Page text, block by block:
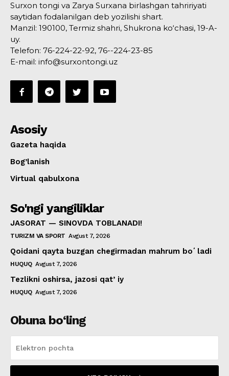
Surxon tongi va Zarya Surxana birlashgan tahririyati
saytidan fodalanilgan deb yozilishi shart.
Manzil: 190100, Termiz shahri, Shukrona ko‘chasi, 19-A-
uy.
Telefon: 76-224-22-92, 76--224-23-85
E-mail: info@surxontongi.uz
Asosiy
Gazeta haqida
Bog’lanish
Virtual qabulxona
So'ngi yangiliklar
JASORAT — SINOVDA TOBLANADI!
TURIZM VA SPORT Avgust 7, 2026
Qoidani qayta buzgan chegirmadan mahrum boʻladi
HUQUQ Avgust 7, 2026
Tezlikni oshirsa, jazosi qatʼiy
HUQUQ Avgust 7, 2026
Obuna bo‘ling